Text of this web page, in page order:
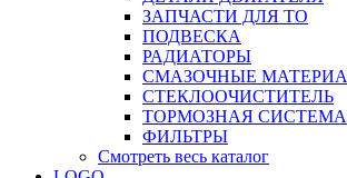
ЗАПЧАСТИ ДЛЯ ТО
ПОДВЕСКА
РАДИАТОРЫ
СМАЗОЧНЫЕ
СТЕКЛООЧИСТИТЕЛЬ
ТОРМОЗНАЯ СИСТЕМА
ФИЛЬТРЫ
Смотреть весь каталог